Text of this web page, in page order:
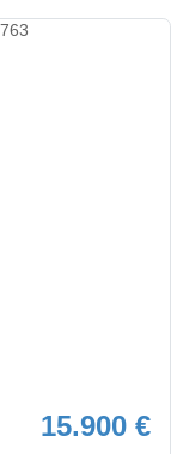
15.900 €